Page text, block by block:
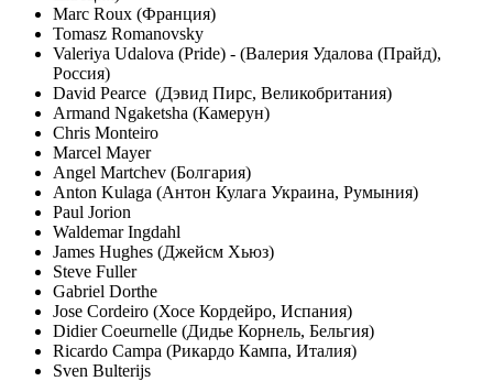
Marc Roux (Франция)
Tomasz Romanovsky
Valeriya Udalova (Pride) - (Валерия Удалова (Прайд),
Россия)
David Pearce (Дэвид Пирс, Великобритания)
Armand Ngaketsha (Камерун)
Chris Monteiro
Marcel Mayer
Angel Martchev (Болгария)
Anton Kulaga (Антон Кулага Украина, Румыния)
Paul Jorion
Waldemar Ingdahl
James Hughes (Джейсм Хьюз)
Steve Fuller
Gabriel Dorthe
Jose Cordeiro (Хосе Кордейро, Испания)
Didier Coeurnelle (Дидье Корнель, Бельгия)
Ricardo Campa (Рикардо Кампа, Италия)
Sven Bulterijs